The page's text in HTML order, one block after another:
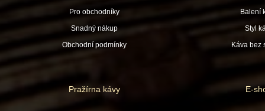
Pro obchodníky
Snadný nákup
Obchodní podmínky
Balení
Styl
Káva bez
Pražírna kávy E-